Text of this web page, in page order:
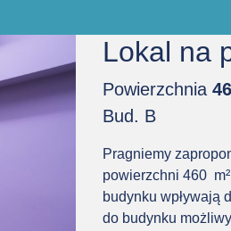
Lokal na
Powierzchnia
Bud. B
Pragniemy
powierzchni 460
budynku wpływają
do budynku